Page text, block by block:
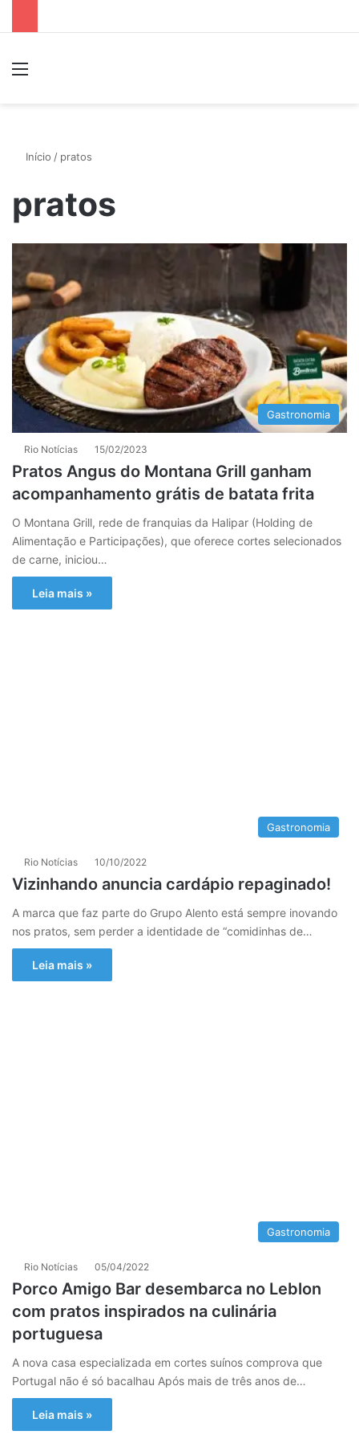
Início / pratos
pratos
Gastronomia
Rio Notícias 15/02/2023
Pratos Angus do Montana Grill ganham
acompanhamento grátis de batata frita
O Montana Grill, rede de franquias da Halipar (Holding de
Alimentação e Participações), que oferece cortes selecionados
de carne, iniciou…
Leia mais »
Gastronomia
Rio Notícias 10/10/2022
Vizinhando anuncia cardápio repaginado!
A marca que faz parte do Grupo Alento está sempre inovando
nos pratos, sem perder a identidade de “comidinhas de…
Leia mais »
Gastronomia
Rio Notícias 05/04/2022
Porco Amigo Bar desembarca no Leblon
com pratos inspirados na culinária
portuguesa
A nova casa especializada em cortes suínos comprova que
Portugal não é só bacalhau Após mais de três anos de…
Leia mais »